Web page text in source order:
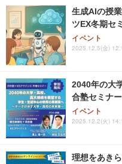
生成AIの授
ツEX冬期セ
イベント
2025.12.5(金)
2040年の大
合塾セミナー
イベント
2025.12.2(火)
理想をあき